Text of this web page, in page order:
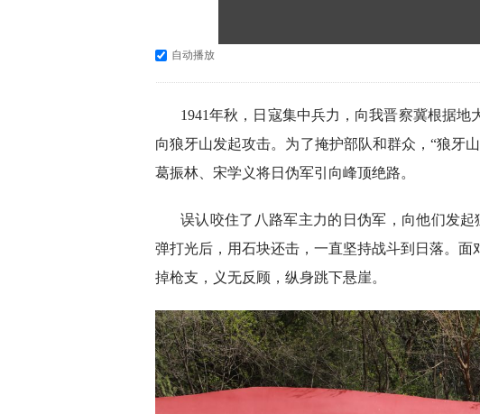
自动播放
1941年秋，日寇集中兵力，向我晋察冀根据地
向狼牙山发起攻击。为了掩护部队和群众，“狼牙
葛振林、宋学义将日伪军引向峰顶绝路。
误认咬住了八路军主力的日伪军，向他们发
弹打光后，用石块还击，一直坚持战斗到日落。
掉枪支，义无反顾，纵身跳下悬崖。